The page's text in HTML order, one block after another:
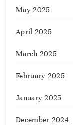
May 2025
April 2025
March 2025
February 2025
January 2025
December 2024